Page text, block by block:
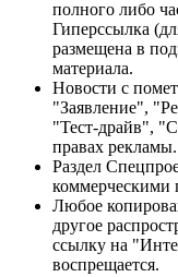
полного либо
Гиперссылка
размещена в
материала.
Новости с
"Заявление",
"Тест-драйв",
правах рекламы.
Раздел
коммерческими
Любое
другое
ссылку на
воспрещается.